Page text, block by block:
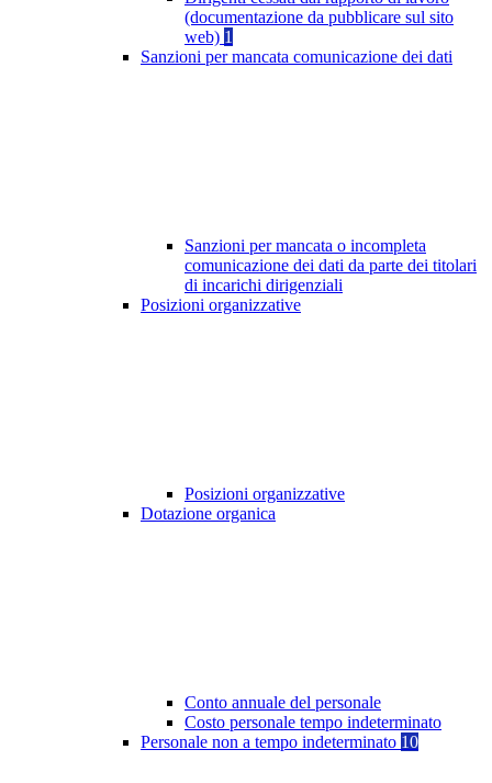
(documentazione da pubblicare sul sito
web) 1
Sanzioni per mancata comunicazione dei dati
Sanzioni per mancata o incompleta
comunicazione dei dati da parte dei titolari
di incarichi dirigenziali
Posizioni organizzative
Posizioni organizzative
Dotazione organica
Conto annuale del personale
Costo personale tempo indeterminato
Personale non a tempo indeterminato 10